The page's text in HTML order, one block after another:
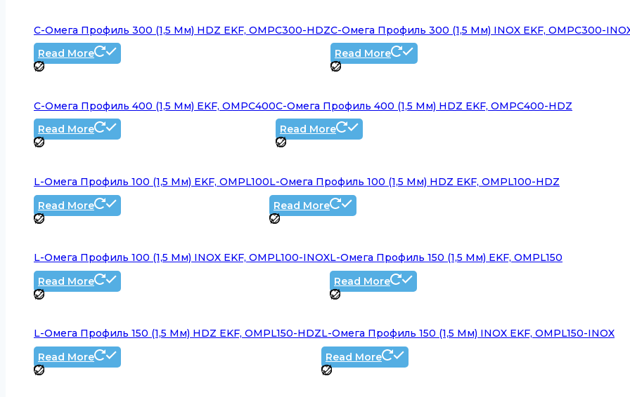
C-Омега Профиль 300 (1,5 Мм) HDZ EKF, OMPC300-HDZ
Read More
C-Омега Профиль 300 (1,5 Мм) INOX EKF, OMPC300-
Read More
C-Омега Профиль 400 (1,5 Мм) EKF, OMPC400
Read More
C-Омега Профиль 400 (1,5 Мм) HDZ EKF, OMPC400-HDZ
Read More
L-Омега Профиль 100 (1,5 Мм) EKF, OMPL100
Read More
L-Омега Профиль 100 (1,5 Мм) HDZ EKF, OMPL100-HDZ
Read More
L-Омега Профиль 100 (1,5 Мм) INOX EKF, OMPL100-INOX
Read More
L-Омега Профиль 150 (1,5 Мм) EKF, OMPL150
Read More
L-Омега Профиль 150 (1,5 Мм) HDZ EKF, OMPL150-HDZ
Read More
L-Омега Профиль 150 (1,5 Мм) INOX EKF, OMPL150-INOX
Read More